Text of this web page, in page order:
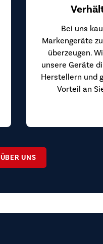
Bei uns
Markengeräte
überzeugen.
unsere Geräte
Herstellern und
Vorteil an
ÜBER UNS